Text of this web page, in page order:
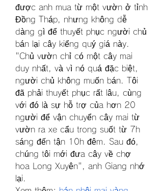
được anh mua từ một vườn ở tỉnh
Đồng Tháp, nhưng không dễ
dàng gì để thuyết phục người chủ
bán lại cây kiểng quý giá này.
"Chủ vườn chỉ có một cây mai
duy nhất, và vì nó quá đặc biệt,
người chủ không muốn bán. Tôi
đã phải thuyết phục rất lâu, cùng
với đó là sự hỗ trợ của hơn 20
người để vận chuyển cây mai từ
vườn ra xe cẩu trong suốt từ 7h
sáng đến tận 10h đêm. Sau đó,
chúng tôi mới đưa cây về chợ
hoa Long Xuyên", anh Giang nhớ
lại.